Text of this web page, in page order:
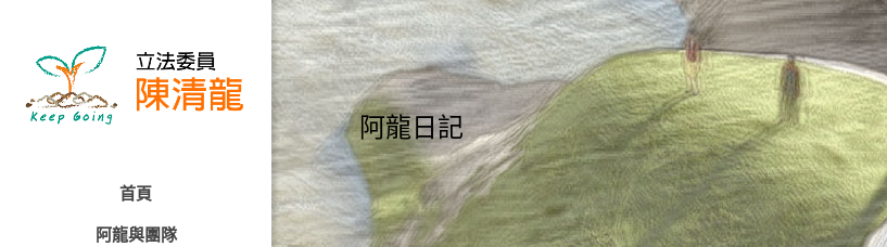
首頁
阿龍與團隊
阿龍日記